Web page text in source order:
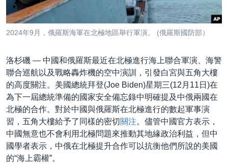
經貿
視頻
VOA 60秒 (國際)
美國專訊
視頻存檔
YOUTUBE頻道
時事經緯
新聞音頻
海外港人
港人港心
美國透視
建國史話
國語
關注我們
其他語言網站
2024年9月，俄羅斯海軍在北極地區舉行軍演。 (俄羅斯國防部）
洛杉磯 — 中國和俄羅斯最近在北極進行海上聯合軍演、海警
聯合巡航以及戰略轟炸機的空中演訓，引發白宮與五角大樓
的高度關注。美國總統拜登(Joe Biden)星期三(12月11日)在
為下一屆總統準備的國家安全備忘錄中明確提及中俄兩國在
北極的合作。對於中國與俄羅斯在北極進行的數起軍事演
習，五角大樓給予了同樣的密切關注。儘管中國官方表示，
中國無意也不會利用北極問題來推動其地緣政治利益，但中
國學者表示，中俄在北極提升合作可以抗衡他們所說的美國
的“海上霸權”。